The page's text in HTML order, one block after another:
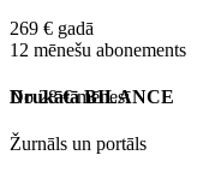
269 € gadā
12 mēnešu abonements
No 28 € mēnesī
Drukātā BILANCE
Žurnāls un portāls